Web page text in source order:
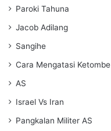
Paroki Tahuna
Jacob Adilang
Sangihe
Cara Mengatasi Ketombe
AS
Israel Vs Iran
Pangkalan Militer AS